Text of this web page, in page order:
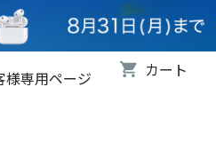
様専用ページ